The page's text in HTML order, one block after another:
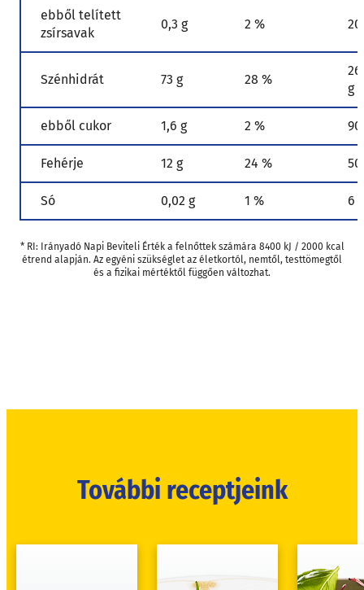
ebből telített
zsírsavak
0,3 g 2 % 20
Szénhidrát 73 g 28 %
g
ebből cukor 1,6 g 2 % 90
Fehérje 12 g 24 % 50
Só 0,02 g 1 % 6 g
* RI: Irányadó Napi Beviteli Érték a felnőttek számára 8400 kJ / 2000 kcal
étrend alapján. Az egyéni szükséglet az életkortól, nemtől, testtömegtől
és a fizikai mértéktől függően változhat.
További receptjeink